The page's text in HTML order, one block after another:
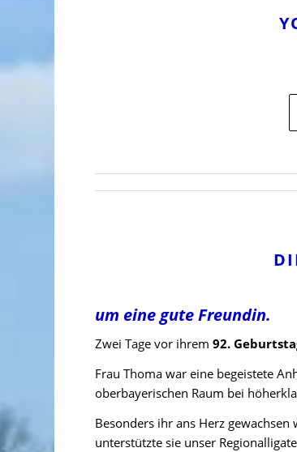
um eine gute Freundin.
Zwei Tage vor ihrem92.
Frau Thoma war eine begeistete
oberbayerischen Raum bei
Besonders ihr ans Herz gewachsen
unterstützte sie unser